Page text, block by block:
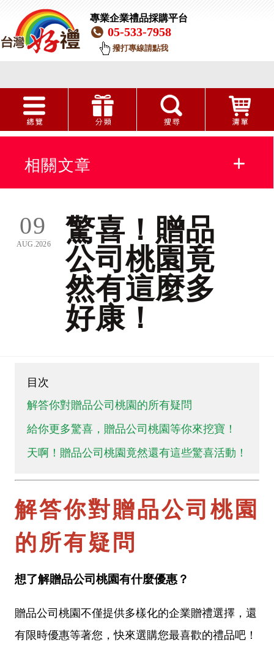
專業企業禮品採購平台
05-533-7958
撥打專線請點我
相關文章
贈品
09
AUG.2026
驚喜！贈品
公司桃園竟
然有這麼多
好康！
目次
解答你對贈品公司桃園的所有疑問
給你更多驚喜，贈品公司桃園等你來挖寶！
天啊！贈品公司桃園竟然還有這些驚喜活動！
解答你對贈品公司桃園
的所有疑問
想了解贈品公司桃園有什麼優惠？
贈品公司桃園不僅提供多樣化的企業贈禮選擇，還
有限時優惠等著您，快來選購您最喜歡的禮品吧！